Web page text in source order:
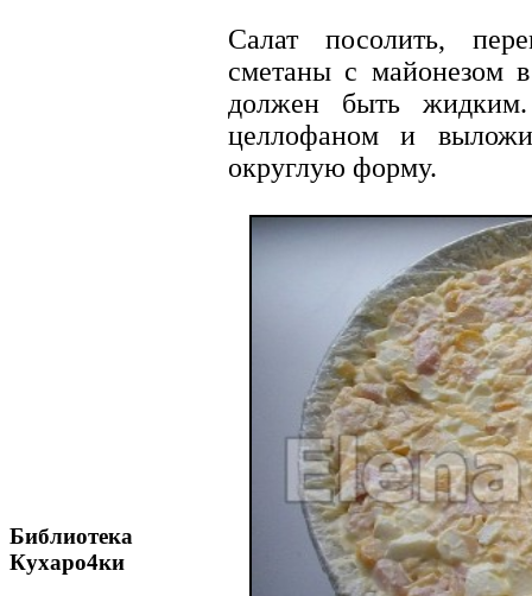
Библиотека
Кухаро4ки
Салат посолить,
сметаны с майонезом
должен быть жидким.
целлофаном и
округлую форму.